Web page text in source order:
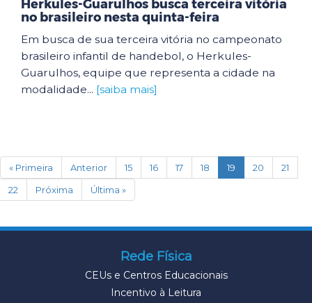
Herkules-Guarulhos busca terceira vitória
no brasileiro nesta quinta-feira
Em busca de sua terceira vitória no campeonato
brasileiro infantil de handebol, o Herkules-
Guarulhos, equipe que representa a cidade na
modalidade... [saiba mais]
« Primeira Anterior 15 16 17 18 19 (current)
20
21
22
Próxima Última »
Rede Física
CEUs e Centros Educacionais
Incentivo à Leitura